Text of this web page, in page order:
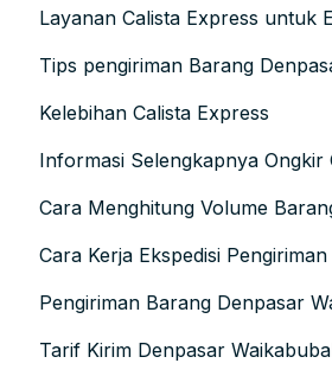
Layanan Calista Express untuk
Tips pengiriman Barang
Kelebihan Calista Express
Informasi Selengkapnya Ongkir
Cara Menghitung Volume
Cara Kerja Ekspedisi
Pengiriman Barang Denpasar
Tarif Kirim Denpasar